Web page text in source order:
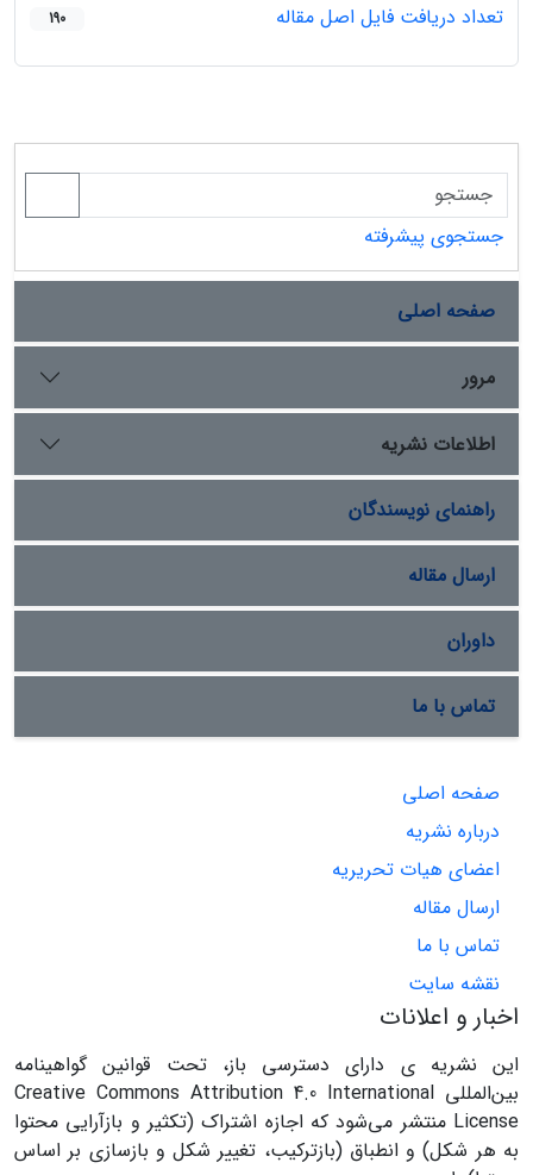
تعداد دریافت فایل اصل مقاله 190
جستجوی پیشرفته
صفحه اصلی
مرور
اطلاعات نشریه
راهنمای نویسندگان
ارسال مقاله
داوران
تماس با ما
صفحه اصلی
درباره نشریه
اعضای هیات تحریریه
ارسال مقاله
تماس با ما
نقشه سایت
اخبار و اعلانات
این نشریه ی دارای دسترسی باز، تحت قوانین گواهینامه
بین‌المللی Creative Commons Attribution 4.0 International
License منتشر می‌شود که اجازه اشتراک (تکثیر و بازآرایی محتوا
به هر شکل) و انطباق (بازترکیب، تغییر شکل و بازسازی بر اساس